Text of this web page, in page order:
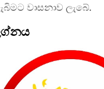
වාසනාව ලැබේ.